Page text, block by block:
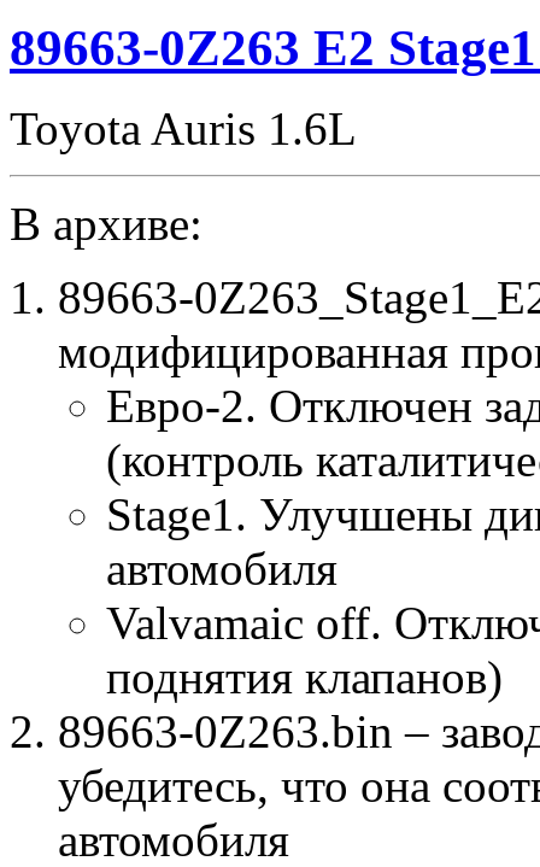
89663-0Z263 E2
Toyota Auris 1.6L
В архиве:
89663-
модифицированная
Евро-2. Отключен
(контроль
Stage1. Улучшены
автомобиля
Valvamaic off.
поднятия клапанов)
89663-0Z263.bin –
убедитесь, что она
автомобиля